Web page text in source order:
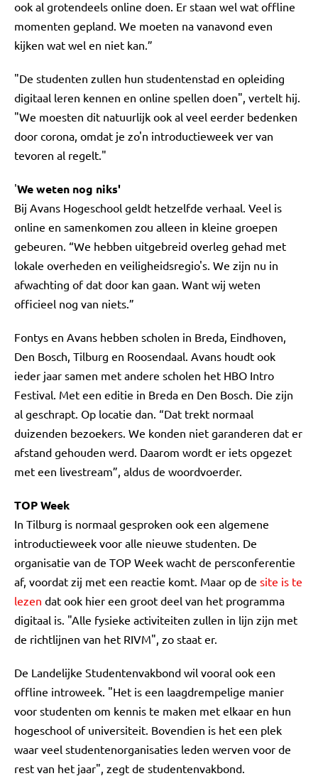
ook al grotendeels online doen. Er staan wel wat offline
momenten gepland. We moeten na vanavond even
kijken wat wel en niet kan.”
"De studenten zullen hun studentenstad en opleiding
digitaal leren kennen en online spellen doen", vertelt hij.
"We moesten dit natuurlijk ook al veel eerder bedenken
door corona, omdat je zo'n introductieweek ver van
tevoren al regelt."
'We weten nog niks'
Bij Avans Hogeschool geldt hetzelfde verhaal. Veel is
online en samenkomen zou alleen in kleine groepen
gebeuren. “We hebben uitgebreid overleg gehad met
lokale overheden en veiligheidsregio's. We zijn nu in
afwachting of dat door kan gaan. Want wij weten
officieel nog van niets.”
Fontys en Avans hebben scholen in Breda, Eindhoven,
Den Bosch, Tilburg en Roosendaal. Avans houdt ook
ieder jaar samen met andere scholen het HBO Intro
Festival. Met een editie in Breda en Den Bosch. Die zijn
al geschrapt. Op locatie dan. “Dat trekt normaal
duizenden bezoekers. We konden niet garanderen dat er
afstand gehouden werd. Daarom wordt er iets opgezet
met een livestream”, aldus de woordvoerder.
TOP Week
In Tilburg is normaal gesproken ook een algemene
introductieweek voor alle nieuwe studenten. De
organisatie van de TOP Week wacht de persconferentie
af, voordat zij met een reactie komt. Maar op de site is te
lezen dat ook hier een groot deel van het programma
digitaal is. "Alle fysieke activiteiten zullen in lijn zijn met
de richtlijnen van het RIVM", zo staat er.
De Landelijke Studentenvakbond wil vooral ook een
offline introweek. "Het is een laagdrempelige manier
voor studenten om kennis te maken met elkaar en hun
hogeschool of universiteit. Bovendien is het een plek
waar veel studentenorganisaties leden werven voor de
rest van het jaar", zegt de studentenvakbond.